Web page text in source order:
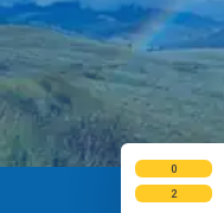
0
2